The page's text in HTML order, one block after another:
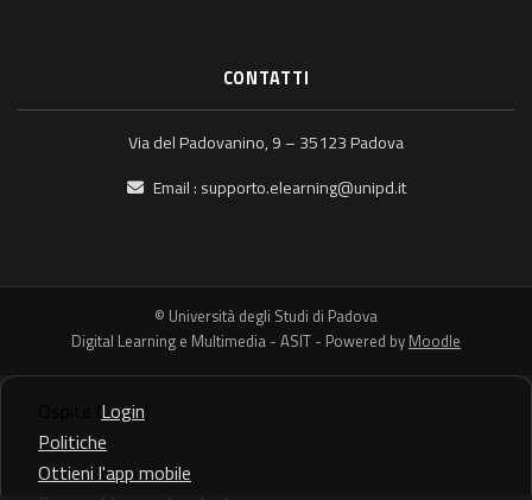
CONTATTI
Via del Padovanino, 9 – 35123 Padova
Email : supporto.elearning@unipd.it
© Università degli Studi di Padova
Digital Learning e Multimedia - ASIT - Powered by Moodle
Login
Politiche
Ottieni l'app mobile